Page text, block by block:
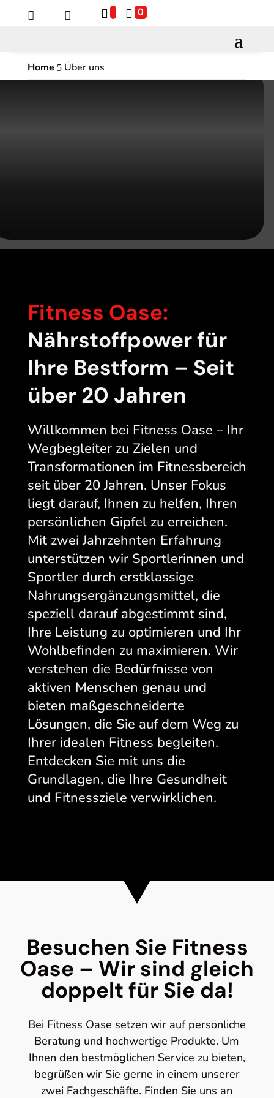
  0
Home 5 Über uns
Fitness Oase:
Nährstoffpower für
Ihre Bestform – Seit
über 20 Jahren
Willkommen bei Fitness Oase – Ihr
Wegbegleiter zu Zielen und
Transformationen im Fitnessbereich
seit über 20 Jahren. Unser Fokus
liegt darauf, Ihnen zu helfen, Ihren
persönlichen Gipfel zu erreichen.
Mit zwei Jahrzehnten Erfahrung
unterstützen wir Sportlerinnen und
Sportler durch erstklassige
Nahrungsergänzungsmittel, die
speziell darauf abgestimmt sind,
Ihre Leistung zu optimieren und Ihr
Wohlbefinden zu maximieren. Wir
verstehen die Bedürfnisse von
aktiven Menschen genau und
bieten maßgeschneiderte
Lösungen, die Sie auf dem Weg zu
Ihrer idealen Fitness begleiten.
Entdecken Sie mit uns die
Grundlagen, die Ihre Gesundheit
und Fitnessziele verwirklichen.
Besuchen Sie Fitness
Oase – Wir sind gleich
doppelt für Sie da!
Bei Fitness Oase setzen wir auf persönliche
Beratung und hochwertige Produkte. Um
Ihnen den bestmöglichen Service zu bieten,
begrüßen wir Sie gerne in einem unserer
zwei Fachgeschäfte. Finden Sie uns an